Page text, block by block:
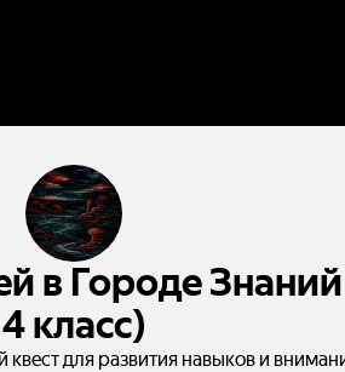
в Городе
4 класс)
квест для развития навыков и